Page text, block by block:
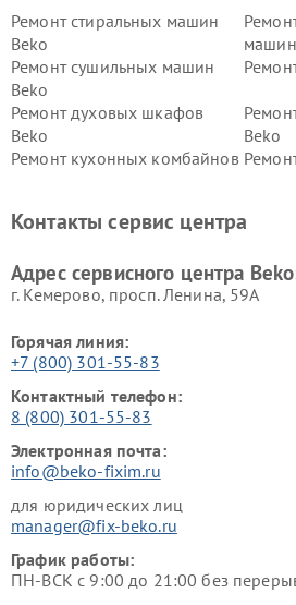
Ремонт стиральных машин
Beko
Ремонт сушильных машин
Beko
Ремонт духовых шкафов
Beko
Beko
Ремонт кухонных комбайнов
Ремонт холодильников Beko
Контакты сервис центра
Адрес сервисного центра
г. Кемерово, просп. Ленина, 59А
Горячая линия:
+7 (800) 301-55-83
Контактный телефон:
8 (800) 301-55-83
Электронная почта:
info@beko-fixim.ru
для юридических лиц
manager@fix-beko.ru
График работы:
ПН-ВСК с 9:00 до 21:00 без